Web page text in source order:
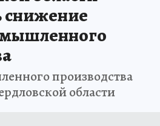
снижение
производства
области